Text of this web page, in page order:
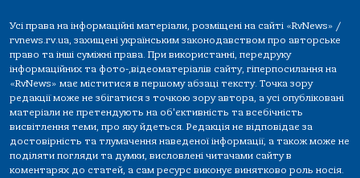
Усі права на інформаційні матеріали, розміщені на сайті «RvNews» /
rvnews.rv.ua, захищені українським законодавством про авторське
право та інші суміжні права. При використанні, передруку
інформаційних та фото-,відеоматеріалів сайту, гіперпосилання на
«RvNews» має міститися в першому абзаці тексту. Точка зору
редакції може не збігатися з точкою зору автора, а усі опубліковані
матеріали не претендують на об'єктивність та всебічність
висвітлення теми, про яку йдеться. Редакція не відповідає за
достовірність та тлумачення наведеної інформації, а також може не
поділяти погляди та думки, висловлені читачами сайту в
коментарях до статей, а сам ресурс виконує винятково роль носія.